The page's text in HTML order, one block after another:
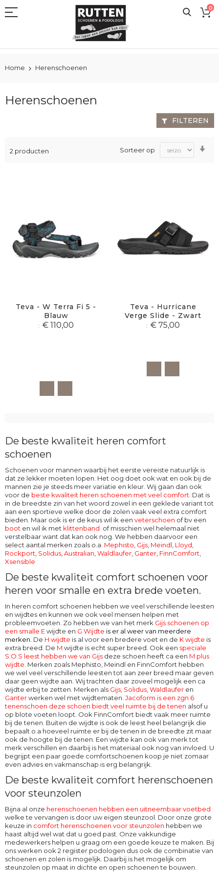
naar
0
Home Herenschoenen
Herenschoenen
2 producten Sorteer op
Teva - W Terra Fi 5 -
Blauw
€ 110,00
Teva - Hurricane
Verge Slide - Zwart
€ 75,00
De beste kwaliteit heren comfort
schoenen
Schoenen voor mannen waarbij het eerste vereiste natuurlijk is
dat ze lekker moeten lopen. Het oog doet ook wat en ook bij de
mannen zie je steeds meer variatie en kleur. Wij gaan dan ook
voor de beste kwaliteit heren schoenen met veel comfort. Dat is
in de breedste zin van het woord zowel in een geklede variant tot
aan een sportieve welke door de zolen vaak veel extra comfort
bieden. Maar ook is er de keus wil ik een veterschoen of bv een
boot en wil ik met klittenband of misschien wel helemaal niet
verstelbaar want dat kan ook nog. We hebben daarvoor een
select aantal merken zoals o.a. Mephisto, Gijs, Meindl, Lloyd,
Rockport, Solidus,Australian,Waldlaufer, Ganter, FinnComfort,
Xsensible
De beste kwaliteit comfort schoenen voor
heren voor smalle en extra brede voeten.
In heren comfort schoenen hebben we veel verschillende leesten
en wijdtes en kunnen we ook veel mensen helpen met
probleemvoeten. Zo hebben we van het merk Gijs schoenen op
een smalle Ewijdte en G Wijdte is er al weer van meerdere
merken. De H wijdte is al voor een bredere voet en de K wijdte is
extra breed. De M wijdte is echt super breed. Ook een speciale
S.O.S leest hebben we van Gijs deze schoen heeft ca een M plus
wijdte. Merken zoals Mephisto, Meindl en FinnComfort hebben
we wel veel verschillende leesten tot aan zeer breed maar geven
daar geen wijdte aan. Wij trachten daar zoveel mogelijk een ca
wijdte erbij te zetten. Merken als Gijs, Solidus,Waldlaufer en
Ganterwerken wel met wijdtematen. Jacoform is een zgn 6
tenenschoen deze schoen biedt veel ruimte bij de tenen alsof u
op blote voeten loopt. Ook FinnComfort biedt vaak meer ruimte
bij de tenen. Buiten de wijdte is ook de leest heel belangrijk die
bepaalt o.a hoeveel ruimte er bij de tenen in de breedte zit maar
ook de hoogte bij de tenen. Een wijdte kan ook van merk tot
merk verschillen en daarbij is het materiaal ook nog van invloed. U
begrijpt een paar goede comfortschoenen koop je niet zomaar
even advies en vakmanschap is erg belangrijk.
De beste kwaliteit comfort herenschoenen
voor steunzolen
Bijna al onze herenschoenen hebben een uitneembaar voetbed
welke te vervangen is door uw eigen steunzool. Door onze grote
keuze in comfort herenschoenen voor steunzolen hebben we
haast altijd wel wat dat u goed past. Onze vakkundige
medewerkers helpen u graag om een goede keuze te maken. Bij
ons werken ook 2 register podologen dus ook de combinatie van
schoenen en zolen is mogelijk. Daarbij is het mogelijk om
steunzolen op maat in dichte en open schoenen te bouwen.
FILTEREN